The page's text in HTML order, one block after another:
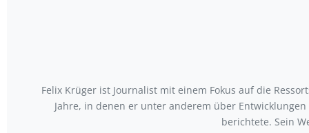
Felix Krüger ist Journalist mit einem Fokus auf die
Jahre, in denen er unter anderem über
berichtete. Sein